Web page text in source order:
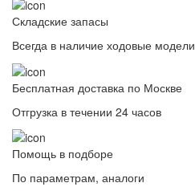
Складские запасы
Всегда в наличие ходовые модели
Бесплатная доставка по Москве
Отгрузка в течении 24 часов
Помощь в подборе
По параметрам, аналоги